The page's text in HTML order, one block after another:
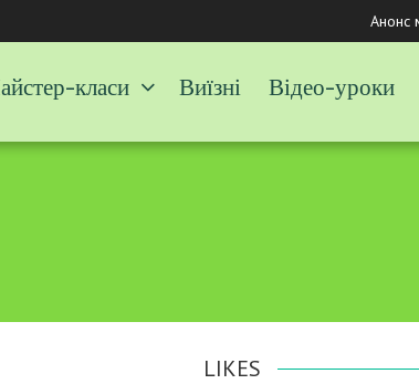
Анонс
класи Виїзні Відео-уроки
LIKES